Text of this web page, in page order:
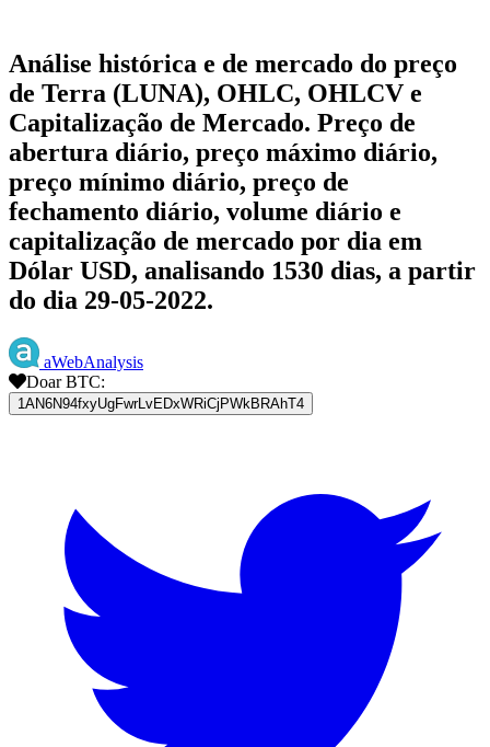
Análise histórica e de mercado do preço
de Terra (LUNA), OHLC, OHLCV e
Capitalização de Mercado. Preço de
abertura diário, preço máximo diário,
preço mínimo diário, preço de
fechamento diário, volume diário e
capitalização de mercado por dia em
Dólar USD, analisando 1530 dias, a partir
do dia 29-05-2022.
aWebAnalysis
Doar BTC:
1AN6N94fxyUgFwrLvEDxWRiCjPWkBRAhT4